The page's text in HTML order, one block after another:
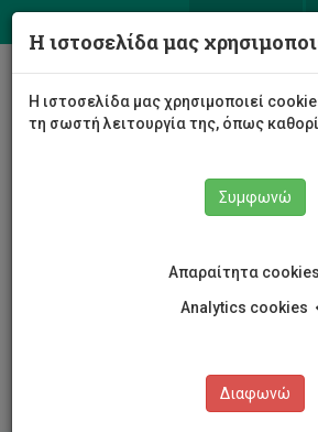
Η ιστοσελίδα μας
Η ιστοσελίδα μας χρησιμοποιεί
τη σωστή λειτουργία της, όπως
Συμφωνώ
Απαραίτητα cookies
Analytics cookies
Διαφωνώ